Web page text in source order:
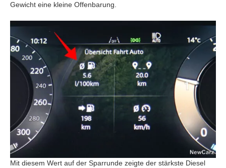
Gewicht eine kleine Offenbarung.
Mit diesem Wert auf der Sparrunde zeigte der stärkste Diesel